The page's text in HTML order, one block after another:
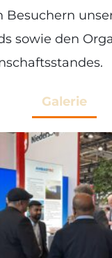
Besuchern
sowie den
Galerie